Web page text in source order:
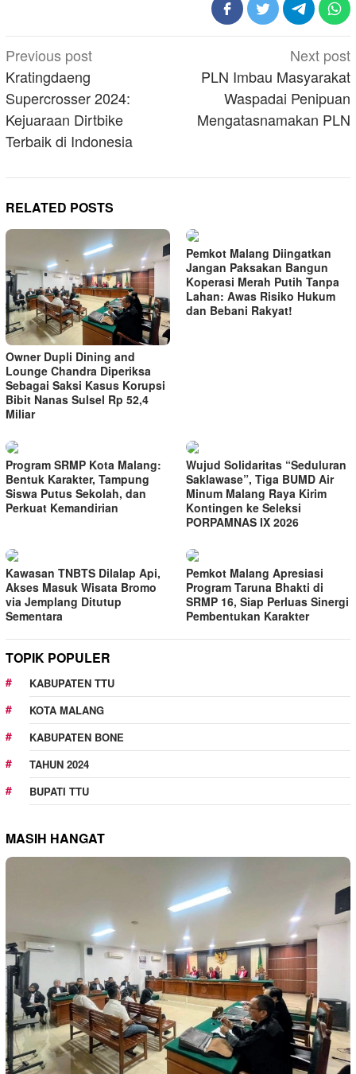
Post
navigation
Previous post
Kratingdaeng
Supercrosser 2024:
Kejuaraan Dirtbike
Terbaik di Indonesia
Next post
PLN Imbau Masyarakat
Waspadai Penipuan
Mengatasnamakan PLN
RELATED POSTS
Owner Dupli Dining and
Lounge Chandra Diperiksa
Sebagai Saksi Kasus Korupsi
Bibit Nanas Sulsel Rp 52,4
Miliar
Pemkot Malang Diingatkan
Jangan Paksakan Bangun
Koperasi Merah Putih Tanpa
Lahan: Awas Risiko Hukum
dan Bebani Rakyat!
Program SRMP Kota Malang:
Bentuk Karakter, Tampung
Siswa Putus Sekolah, dan
Perkuat Kemandirian
Wujud Solidaritas “Seduluran
Saklawase”, Tiga BUMD Air
Minum Malang Raya Kirim
Kontingen ke Seleksi
PORPAMNAS IX 2026
Kawasan TNBTS Dilalap Api,
Akses Masuk Wisata Bromo
via Jemplang Ditutup
Sementara
Pemkot Malang Apresiasi
Program Taruna Bhakti di
SRMP 16, Siap Perluas Sinergi
Pembentukan Karakter
TOPIK POPULER
KABUPATEN TTU
KOTA MALANG
KABUPATEN BONE
TAHUN 2024
BUPATI TTU
MASIH HANGAT